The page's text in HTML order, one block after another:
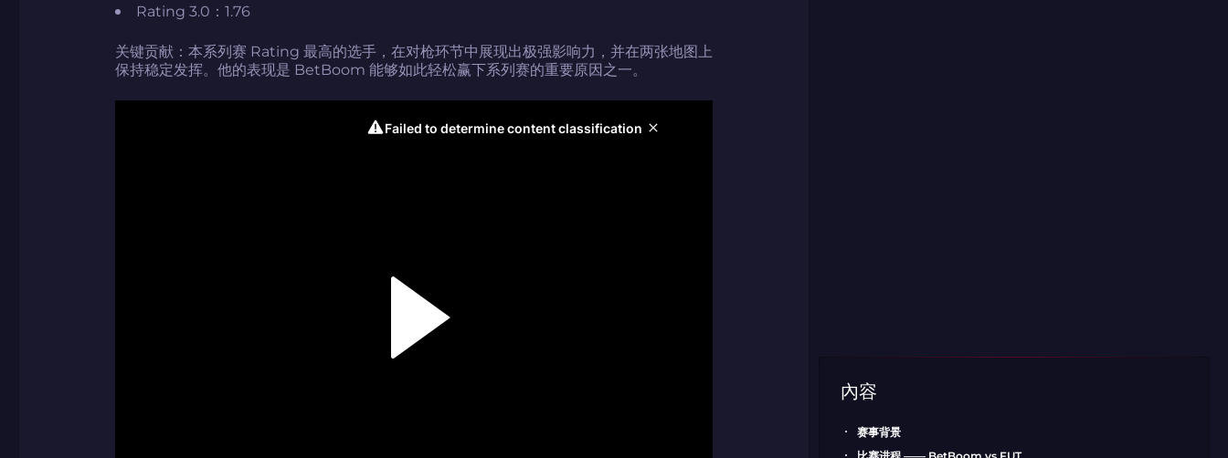
如何使用促销代码
如何使用促销代码
由KARRIGAN倾情推荐
团队 THE MONGOLZ
CS2CODES.CN社区与电子竞技
Rating 3.0：1.76
关键贡献：本系列赛 Rating 最高的选手，在对枪环节中展现出极强影响力，并在两张地图上
保持稳定发挥。他的表现是 BetBoom 能够如此轻松赢下系列赛的重要原因之一。
內容
赛事背景
比赛进程 —— BetBoom vs FUT